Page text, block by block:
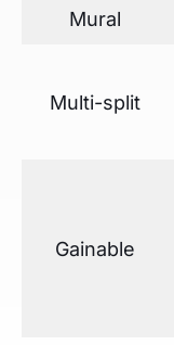
Mural
Multi-split
Gainable